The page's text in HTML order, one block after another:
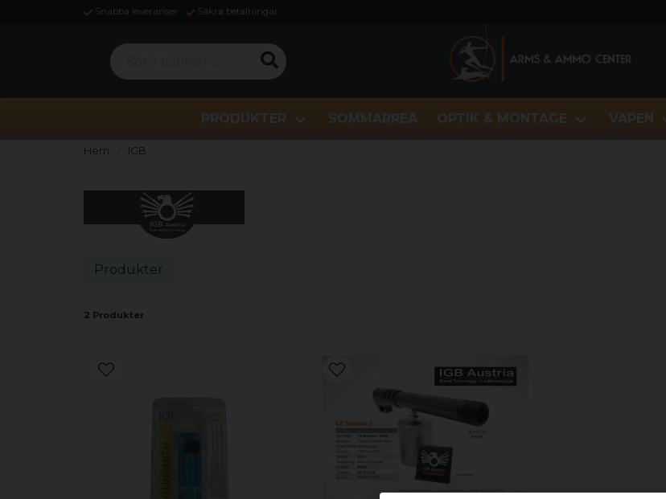
Snabba leveranser Säkra betalningar
Sök i butiken ...
PRODUKTER SOMMARREA OPTIK & MONTAGE VAPEN
Hem IGB
Produkter
2 Produkter